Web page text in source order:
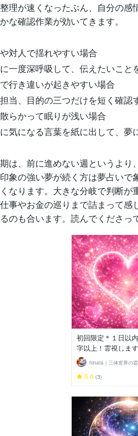
理が速くなったぶん、自分の
な確認作業が効いてきます。
対人で揺れやすい場合
一度深呼吸して、伝えたいこと
行き違いが起きやすい場合
当、目的の三つだけを短く確認
らかって眠りが浅い場合
気になる言葉を紙に出して、夢
は、前に進めない週というよ
象の強い夢が続く方は夢占い
なります。大きな分岐で判断
事やお金の巡りまで詰まって
のも合います。読んでくださっ
初回限定＊１日以
字以上！霊視します
5.0 (3)